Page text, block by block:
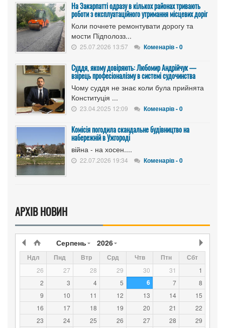
На Закарпатті одразу в кількох районах тривають
роботи з експлуатаційного утримання місцевих доріг
Коли почнете ремонтувати дорогу та
мости Підполозз...
25.07.2026 13:57 Коменарів - 0
Суддя, якому довіряють: Любомир Андрійчук —
взірець професіоналізму в системі судочинства
Чому суддя не знає коли була прийнята
Конституція ...
23.04.2025 12:09 Коменарів - 0
Комісія погодила скандальне будівництво на
набережній в Ужгороді
війна - на хосен....
22.07.2026 19:34 Коменарів - 0
АРХІВ НОВИН
Серпень 2026
Ндл Пнд Втр Срд Чтв Птн Сбт
26 27 28 29 30 31
1
2
3 4 5 6 7
8
9
10 11 12 13 14
15
16
17 18 19 20 21
22
23
24 25 26 27 28
29